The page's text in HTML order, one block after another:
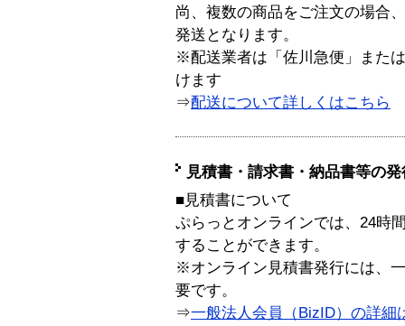
尚、複数の商品をご注文の場合
発送となります。
※配送業者は「佐川急便」また
けます
⇒配送について詳しくはこちら
見積書・請求書・納品書等の
■見積書について
ぷらっとオンラインでは、24時
することができます。
※オンライン見積書発行には、
要です。
⇒一般法人会員（BizID）の詳細